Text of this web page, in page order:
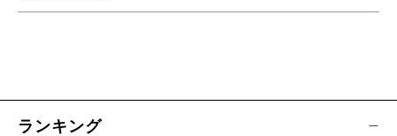
ランキング